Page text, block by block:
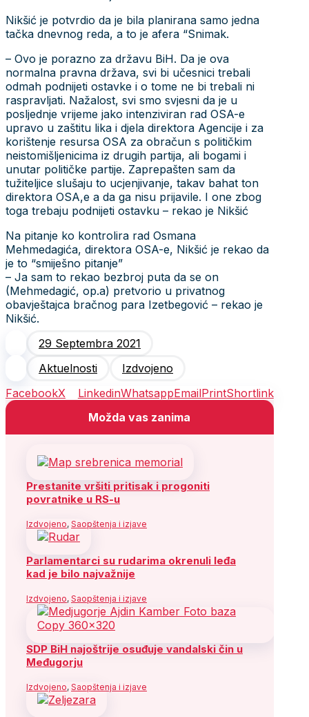
Nikšić je potvrdio da je bila planirana samo jedna
tačka dnevnog reda, a to je afera “Snimak.
– Ovo je porazno za državu BiH. Da je ova
normalna pravna država, svi bi učesnici trebali
odmah podnijeti ostavke i o tome ne bi trebali ni
raspravljati. Nažalost, svi smo svjesni da je u
posljednje vrijeme jako intenziviran rad OSA-e
upravo u zaštitu lika i djela direktora Agencije i za
korištenje resursa OSA za obračun s političkim
neistomišljenicima iz drugih partija, ali bogami i
unutar političke partije. Zaprepašten sam da
tužiteljice slušaju to ucjenjivanje, takav bahat ton
direktora OSA,e a da ga nisu prijavile. I one zbog
toga trebaju podnijeti ostavku – rekao je Nikšić
Na pitanje ko kontrolira rad Osmana
Mehmedagića, direktora OSA-e, Nikšić je rekao da
je to “smiješno pitanje”
– Ja sam to rekao bezbroj puta da se on
(Mehmedagić, op.a) pretvorio u privatnog
obavještajca bračnog para Izetbegović – rekao je
Nikšić.
29 Septembra 2021
Aktuelnosti
Izdvojeno
FacebookX LinkedinWhatsappEmailPrintShortlink
Možda vas zanima
Prestanite vršiti pritisak i progoniti
povratnike u RS-u
Izdvojeno, Saopštenja i izjave
Parlamentarci su rudarima okrenuli leđa
kad je bilo najvažnije
Izdvojeno, Saopštenja i izjave
SDP BiH najoštrije osuđuje vandalski čin u
Međugorju
Izdvojeno, Saopštenja i izjave